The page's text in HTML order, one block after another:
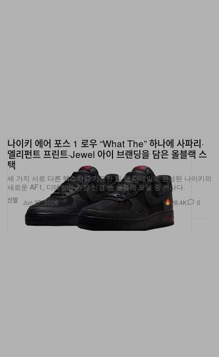
신발
나이키 에어 포스 1 로우 “What The” 하나에 사파리·
엘리펀트 프린트·Jewel 아이 브랜딩을 담은 올블랙 스
택
세 가지 서로 다른 텍스처와 기묘한 힐 탭 디테일로 완성된 나이키의
새로운 AF1, 디테일에 가장 신경 쓴 올블랙 모델 중 하나다.
Jun 27, 2026 28.4K 0